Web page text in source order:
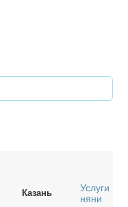
Казань
Услуги
няни